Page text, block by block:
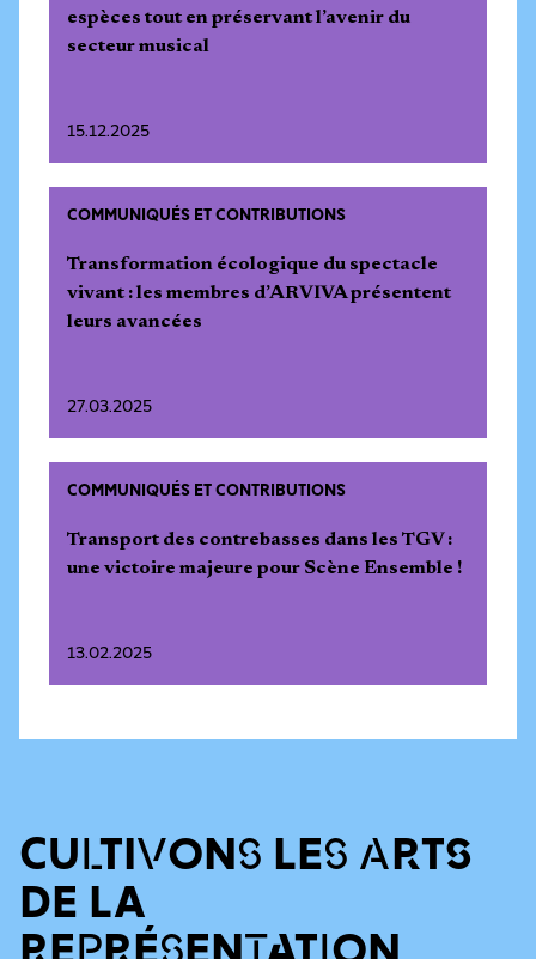
espèces tout en préservant l’avenir du
secteur musical
15.12.2025
COMMUNIQUÉS ET CONTRIBUTIONS
Transformation écologique du spectacle
vivant : les membres d’ARVIVA présentent
leurs avancées
27.03.2025
COMMUNIQUÉS ET CONTRIBUTIONS
Transport des contrebasses dans les TGV :
une victoire majeure pour Scène Ensemble !
13.02.2025
CULTIVONS LES ARTS
DE LA